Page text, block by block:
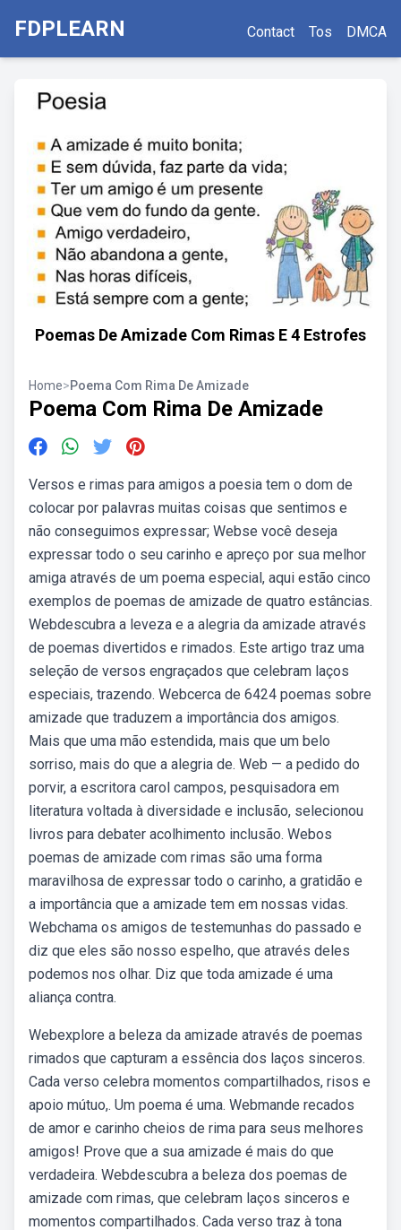
FDPLEARN Contact Tos DMCA
Poemas De Amizade Com Rimas E 4 Estrofes
Home>Poema Com Rima De Amizade
Poema Com Rima De Amizade
Versos e rimas para amigos a poesia tem o dom de
colocar por palavras muitas coisas que sentimos e
não conseguimos expressar; Webse você deseja
expressar todo o seu carinho e apreço por sua melhor
amiga através de um poema especial, aqui estão cinco
exemplos de poemas de amizade de quatro estâncias.
Webdescubra a leveza e a alegria da amizade através
de poemas divertidos e rimados. Este artigo traz uma
seleção de versos engraçados que celebram laços
especiais, trazendo. Webcerca de 6424 poemas sobre
amizade que traduzem a importância dos amigos.
Mais que uma mão estendida, mais que um belo
sorriso, mais do que a alegria de. Web — a pedido do
porvir, a escritora carol campos, pesquisadora em
literatura voltada à diversidade e inclusão, selecionou
livros para debater acolhimento inclusão. Webos
poemas de amizade com rimas são uma forma
maravilhosa de expressar todo o carinho, a gratidão e
a importância que a amizade tem em nossas vidas.
Webchama os amigos de testemunhas do passado e
diz que eles são nosso espelho, que através deles
podemos nos olhar. Diz que toda amizade é uma
aliança contra.
Webexplore a beleza da amizade através de poemas
rimados que capturam a essência dos laços sinceros.
Cada verso celebra momentos compartilhados, risos e
apoio mútuo,. Um poema é uma. Webmande recados
de amor e carinho cheios de rima para seus melhores
amigos! Prove que a sua amizade é mais do que
verdadeira. Webdescubra a beleza dos poemas de
amizade com rimas, que celebram laços sinceros e
momentos compartilhados. Cada verso traz à tona